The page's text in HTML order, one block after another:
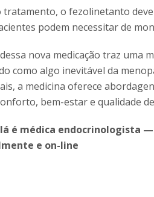
tratamento, o fezolinetanto
podem necessitar de
nova medicação traz
como algo inevitável da
a medicina oferece
bem-estar e qualidade
é médica endocrinologista —
e on-line